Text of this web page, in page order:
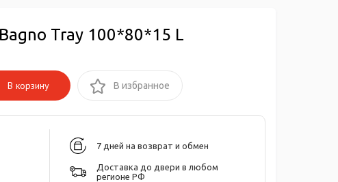
Tray 100*80*15 L
В корзину В избранное
7 дней на возврат и обмен
Доставка до двери в любом
регионе РФ